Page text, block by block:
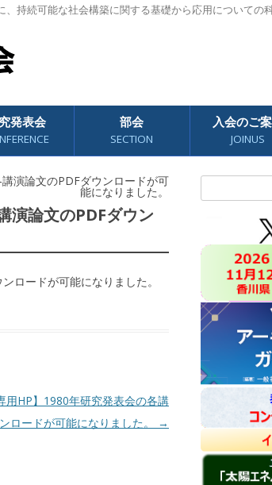
持続可能な社会構築に関する基礎から応用についての
発表会 部会
SECTION
入会のご
JOINUS
演論文のPDFダウンロードが可
能になりました。
演論文のPDFダウン
ロードが可能になりました。
用HP】1980年研究発表会の各講
ロードが可能になりました。
→
索: